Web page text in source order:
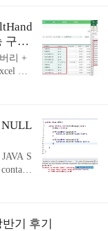
다. 코
다른
래스
패키
defau
생략
자
(실
구현
리 +
다
선 e
기 하
구
다
고려
re
정리
NULL
S
서
턴해
기 후기